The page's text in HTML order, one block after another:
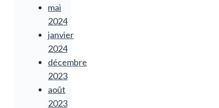
mai
2024
janvier
2024
décembre
2023
août
2023